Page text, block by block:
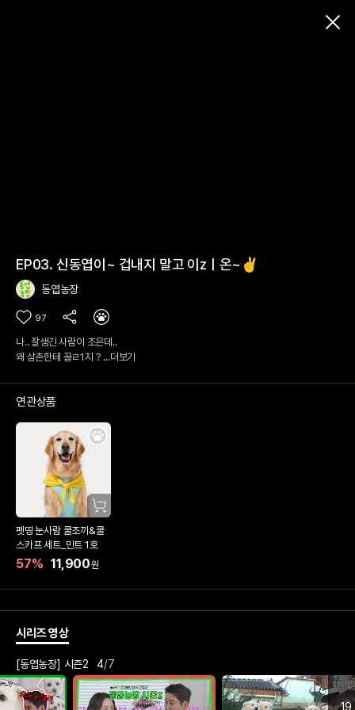
EP03. 신동엽이~ 겁내지 말고 이zㅣ온~✌
동엽농장
97
나.. 잘생긴 사람이 조은데..
왜 삼촌한테 끌ㄹ1지 ? ...더보기
연관상품
펫띵 눈사람 쿨조끼&쿨
스카프 세트_민트 1호
57% 11,900원
시리즈 영상
[동엽농장] 시즌2 4/7
19